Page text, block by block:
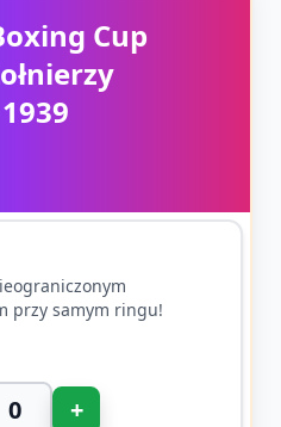
Cup
przy samym ringu!
+